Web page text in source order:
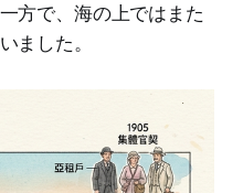
方で、海の上ではまた
ました。